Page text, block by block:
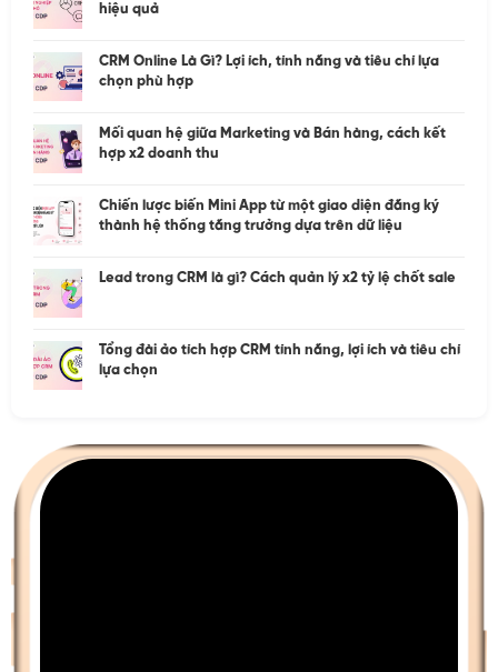
hiệu quả
CRM Online Là Gì? Lợi ích, tính năng và tiêu chí lựa
chọn phù hợp
Mối quan hệ giữa Marketing và Bán hàng, cách kết
hợp x2 doanh thu
Chiến lược biến Mini App từ một giao diện đăng ký
thành hệ thống tăng trưởng dựa trên dữ liệu
Lead trong CRM là gì? Cách quản lý x2 tỷ lệ chốt sale
Tổng đài ảo tích hợp CRM tính năng, lợi ích và tiêu chí
lựa chọn